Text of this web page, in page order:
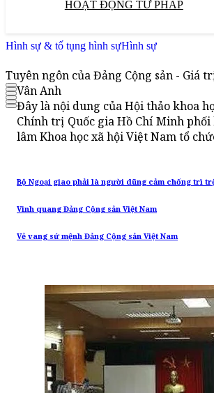
HOẠT ĐỘNG TƯ PHÁP
Hình sự & tố tụng hình sựHình sự
Tuyên ngôn của Đảng Cộng sản -
Vân Anh
Đây là nội dung của Hội thảo khoa
Chính trị Quốc gia Hồ Chí Minh
lâm Khoa học xã hội Việt Nam tổ
Bộ Ngoại giao phải là người dũng cảm chống trì
Vinh quang Đảng Cộng sản Việt Nam
Vẻ vang sứ mệnh Đảng Cộng sản Việt Nam